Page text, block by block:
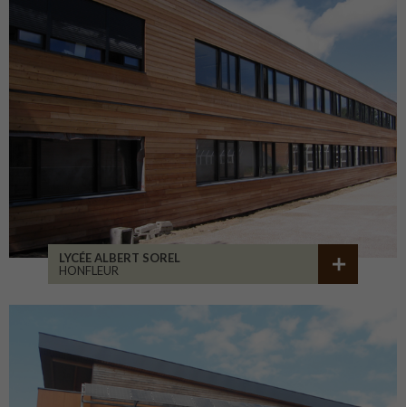
LYCÉE ALBERT SOREL
HONFLEUR